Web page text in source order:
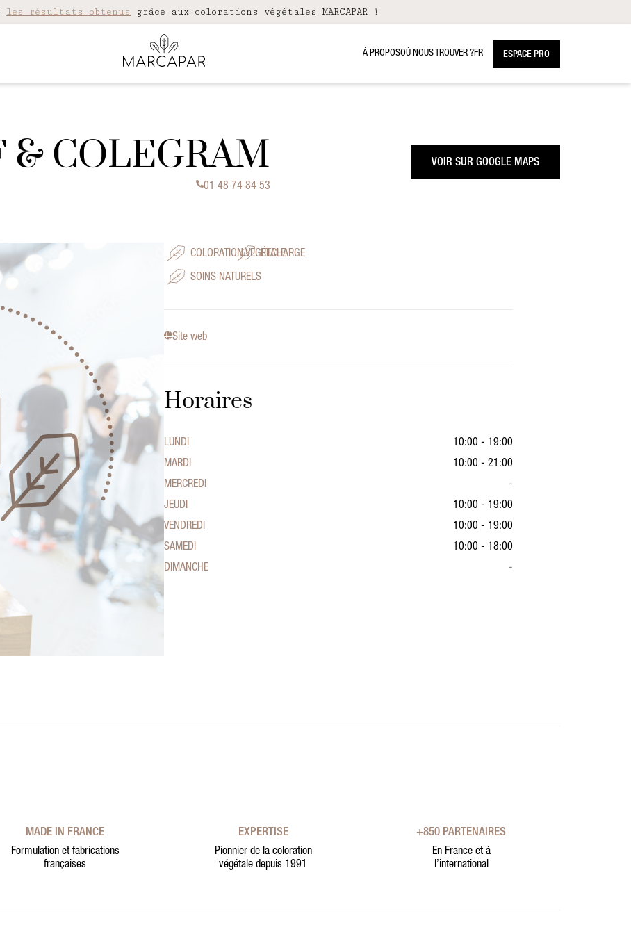
les résultats obtenus grâce aux colorations végétales MARCAPAR !
À PROPOSOÙ NOUS TROUVER ?FR ESPACE PRO
COLEGRAM
01 48 74 84 53
VOIR SUR GOOGLE MAPS
COLORATION VÉGÉTALE
RECHARGE
SOINS NATURELS
Site web
Horaires
LUNDI
10:00 - 19:00
MARDI
10:00 - 21:00
MERCREDI
-
JEUDI
10:00 - 19:00
VENDREDI
10:00 - 19:00
SAMEDI
10:00 - 18:00
DIMANCHE
-
MADE IN FRANCE
Formulation et fabrications
françaises
EXPERTISE
Pionnier de la coloration
végétale depuis 1991
+850 PARTENAIRES
En France et à
l’international